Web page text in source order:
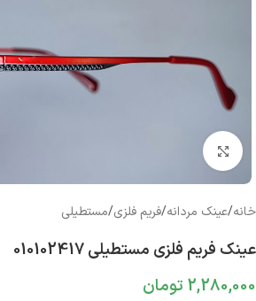
بزرگنمایی تصویر
خانه/عینک مردانه/فریم فلزی/مستطیلی
عینک فریم فلزی مستطیلی 010102417
2,280,000 تومان